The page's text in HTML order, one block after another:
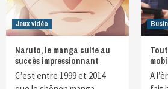
Jeux vidéo
Naruto, le manga culte au
succès impressionnant
C’est entre 1999 et 2014
A